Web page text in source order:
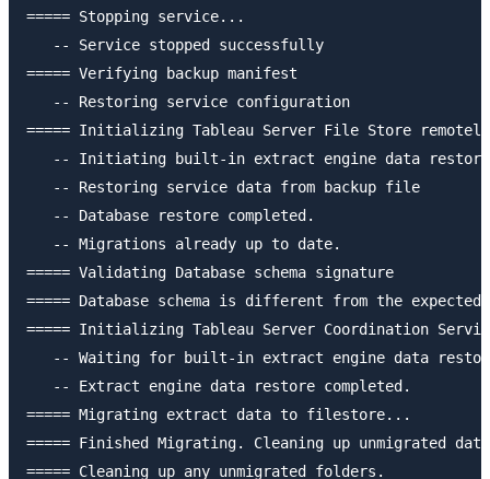
===== Stopping service...
   -- Service stopped successfully
===== Verifying backup manifest
   -- Restoring service configuration
===== Initializing Tableau Server File Store remotely
   -- Initiating built-in extract engine data restore
   -- Restoring service data from backup file
   -- Database restore completed.
   -- Migrations already up to date.
===== Validating Database schema signature
===== Database schema is different from the
===== Initializing Tableau Server Coordination
-- Waiting for built-in extract engine data
   -- Extract engine data restore completed.
===== Migrating extract data to filestore...
===== Finished Migrating. Cleaning up unmigrated
===== Cleaning up any unmigrated folders.